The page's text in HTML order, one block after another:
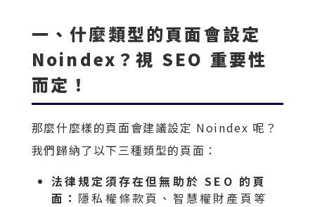
一、什麼類型的頁面會設定
Noindex？視 SEO 重要性
而定！
那麼什麼樣的頁面會建議設定 Noindex 呢？
我們歸納了以下三種類型的頁面：
法律規定須存在但無助於 SEO 的頁
面： 隱私權條款頁、智慧權財產頁等